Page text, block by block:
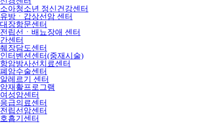
소아청소년 정신건강센터
유방ㆍ갑상선암 센터
대장항문센터
전립선ㆍ배뇨장애 센터
간센터
췌장담도센터
인터벤션센터(중재시술)
항암방사선치료센터
폐암수술센터
알레르기 센터
암재활프로그램
여성암센터
응급의료센터
전립선암센터
호흡기센터